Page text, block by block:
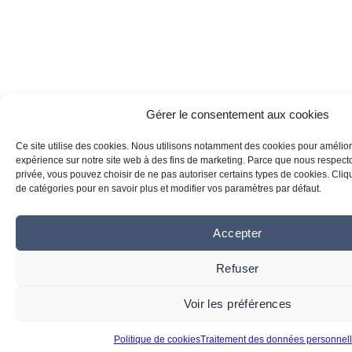
Gérer le consentement aux cookies
Ce site utilise des cookies. Nous utilisons notamment des cookies pour
expérience sur notre site web à des fins de marketing. Parce que nous
privée, vous pouvez choisir de ne pas autoriser certains types de cookies.
de catégories pour en savoir plus et modifier vos paramètres par défaut.
Accepter
Refuser
Voir les préférences
Politique de cookiesTraitement des données